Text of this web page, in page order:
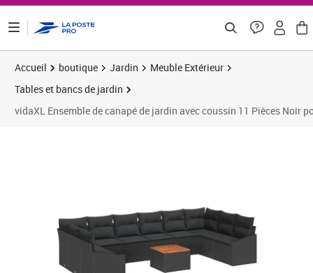
Accueil boutique Jardin
Meuble Extérieur
Tables et bancs de jardin
vidaXL Ensemble de canapé de jardin avec coussin 11 Pièces Noir